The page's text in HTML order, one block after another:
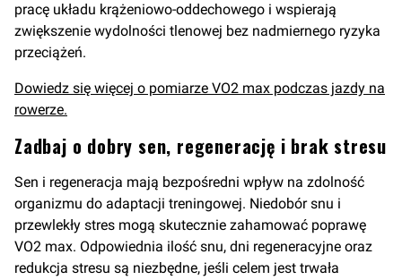
pracę układu krążeniowo-oddechowego i wspierają
zwiększenie wydolności tlenowej bez nadmiernego ryzyka
przeciążeń.
Dowiedz się więcej o pomiarze VO2 max podczas jazdy na
rowerze.
Zadbaj o dobry sen, regenerację i brak stresu
Sen i regeneracja mają bezpośredni wpływ na zdolność
organizmu do adaptacji treningowej. Niedobór snu i
przewlekły stres mogą skutecznie zahamować poprawę
VO2 max. Odpowiednia ilość snu, dni regeneracyjne oraz
redukcja stresu są niezbędne, jeśli celem jest trwała